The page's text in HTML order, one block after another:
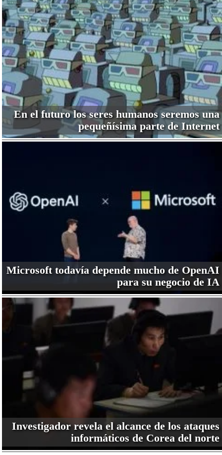
En el futuro los seres humanos seremos una
pequeñísima parte de Internet
Microsoft todavía depende mucho de OpenAI
para su negocio de IA
Investigador revela el alcance de los ataques
informáticos de Corea del norte